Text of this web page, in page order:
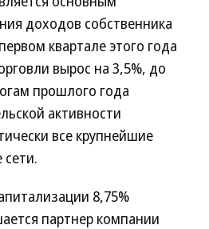
доходов собственника
квартале этого года
вырос на 3,5%, до
прошлого года
активности
все крупнейшие
сети.
8,75%
партнер компании